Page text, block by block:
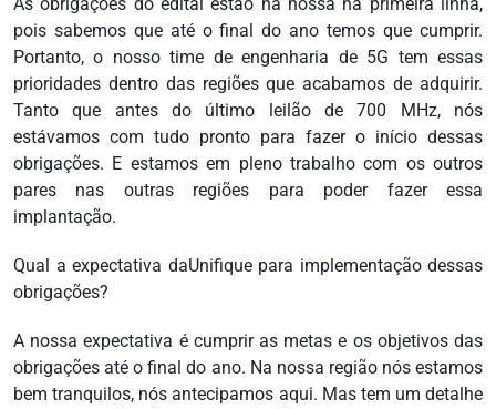
As obrigações do edital estão na nossa na primeira linha,
pois sabemos que até o final do ano temos que cumprir.
Portanto, o nosso time de engenharia de 5G tem essas
prioridades dentro das regiões que acabamos de adquirir.
Tanto que antes do último leilão de 700 MHz, nós
estávamos com tudo pronto para fazer o início dessas
obrigações. E estamos em pleno trabalho com os outros
pares nas outras regiões para poder fazer essa
implantação.
Qual a expectativa daUnifique para implementação dessas
obrigações?
A nossa expectativa é cumprir as metas e os objetivos das
obrigações até o final do ano. Na nossa região nós estamos
bem tranquilos, nós antecipamos aqui. Mas tem um detalhe